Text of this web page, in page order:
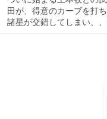
田が、得意のカーブを打
諸星が交錯してしまい、、